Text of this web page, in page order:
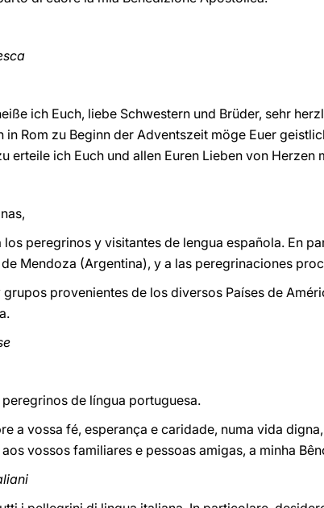
ich Euch, liebe Schwestern und Brüder, sehr
in Rom zu Beginn der Adventszeit möge Euer
erteile ich Euch und allen Euren Lieben von Herzen
peregrinos y visitantes de lengua española. En
de Mendoza (Argentina), y a las peregrinaciones
provenientes de los diversos Países de
de língua portuguesa.
a vossa fé, esperança e caridade, numa vida
vossos familiares e pessoas amigas, a minha